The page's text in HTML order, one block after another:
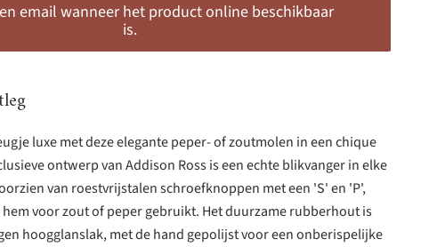
email wanneer het product online beschikbaar
is.
luxe met deze elegante peper- of zoutmolen in een chique
ontwerp van Addison Ross is een echte blikvanger in elke
van roestvrijstalen schroefknoppen met een 'S' en 'P',
voor zout of peper gebruikt. Het duurzame rubberhout is
hoogglanslak, met de hand gepolijst voor een onberispelijke